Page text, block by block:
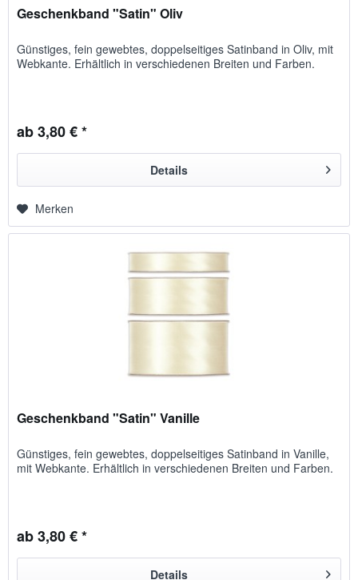
Geschenkband "Satin" Oliv
Günstiges, fein gewebtes, doppelseitiges Satinband in Oliv, mit
Webkante. Erhältlich in verschiedenen Breiten und Farben.
ab 3,80 € *
Details
Merken
Geschenkband "Satin" Vanille
Günstiges, fein gewebtes, doppelseitiges Satinband in Vanille,
mit Webkante. Erhältlich in verschiedenen Breiten und Farben.
ab 3,80 € *
Details